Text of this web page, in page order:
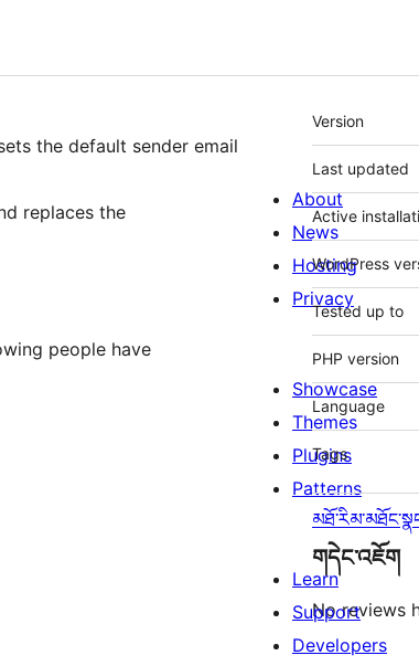
the default sender email
replaces the
people have
ཟུར་
བརྗོད།
Version
Last updated
Active
WordPress
Tested up to
PHP version
Language
Tags
གདེང་འཇོག
No reviews
About
News
Hosting
Privacy
Showcase
Themes
Plugins
Patterns
Learn
Support
Developers